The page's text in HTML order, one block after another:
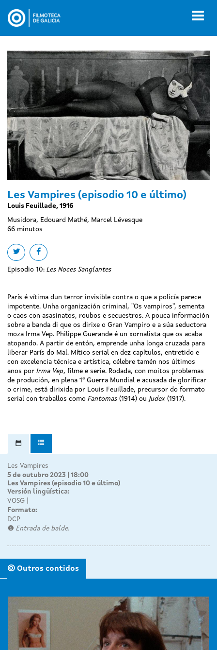
contido
Les Vampires (episodio 10 e último)
Louis Feuillade, 1916
Musidora, Edouard Mathé, Marcel Lévesque
66 minutos
Share on twitter
Share on facebook
Episodio 10: Les Noces Sanglantes
París é vítima dun terror invisible contra o que a policía parece
impotente. Unha organización criminal, "Os vampiros", sementa
o caos con asasinatos, roubos e secuestros. A pouca información
sobre a banda di que os dirixe o Gran Vampiro e a súa seductora
moza Irma Vep. Philippe Guerande é un xornalista que os acaba
atopando. A partir de entón, emprende unha longa cruzada para
liberar París do Mal. Mítico serial en dez capítulos, entretido e
con excelencia técnica e artística, célebre tamén nos últimos
anos por Irma Vep, filme e serie. Rodada, con moitos problemas
de produción, en plena 1ª Guerra Mundial e acusada de glorificar
o crime, está dirixida por Louis Feuillade, precursor do formato
serial con traballos como Fantomas (1914) ou Judex (1917).
Les Vampires
5 de outubro 2023 | 18:00
Les Vampires (episodio 10 e último)
Versión lingüística:
VOSG
Formato:
DCP
Entrada de balde.
Outros contidos